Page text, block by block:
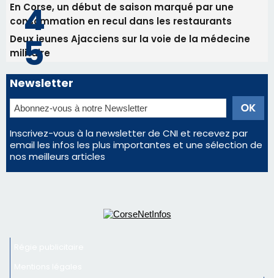
En Corse, un début de saison marqué par une
consommation en recul dans les restaurants
Deux jeunes Ajacciens sur la voie de la médecine
militaire
Newsletter
Inscrivez-vous à la newsletter de CNI et recevez par
email les infos les plus importantes et une sélection de
nos meilleurs articles